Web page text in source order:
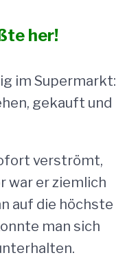
her!
im Supermarkt:
gekauft und
verströmt,
war er ziemlich
auf die höchste
man sich